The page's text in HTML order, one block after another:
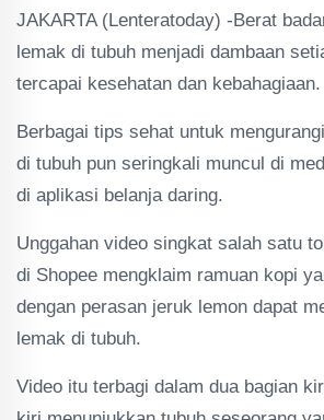
JAKARTA (Lenteratoday) -Berat
lemak di tubuh menjadi dambaan
tercapai kesehatan dan kebahagiaan.
Berbagai tips sehat untuk
di tubuh pun seringkali muncul di
di aplikasi belanja daring.
Unggahan video singkat salah satu
di Shopee mengklaim ramuan kopi
dengan perasan jeruk lemon dapat
lemak di tubuh.
Video itu terbagi dalam dua bagian